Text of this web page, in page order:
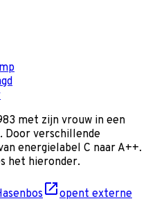
met zijn vrouw in een
Door verschillende
energielabel C naar A++.
het hieronder.
opent externe